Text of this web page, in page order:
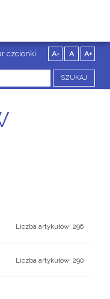
czcionki A- A A+
SZUKAJ
Liczba artykułów: 296
Liczba artykułów: 290